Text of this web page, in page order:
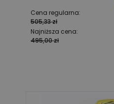
Cena regularna:
505,33 zł
Najniższa cena:
495,00 zł